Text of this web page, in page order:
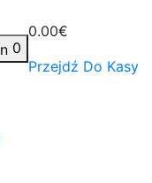
0
0.00€
Przejdź Do Kasy